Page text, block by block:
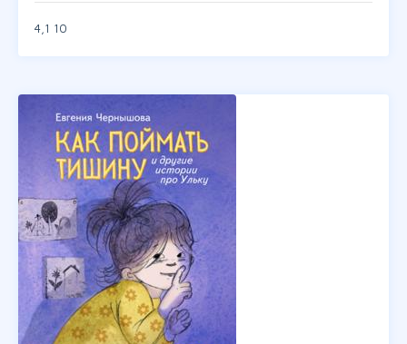
4,1 10